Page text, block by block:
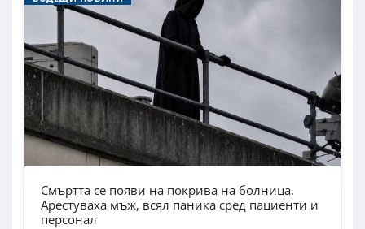
Смъртта се появи на покрива на болница.
Арестуваха мъж, всял паника сред пациенти и
персонал